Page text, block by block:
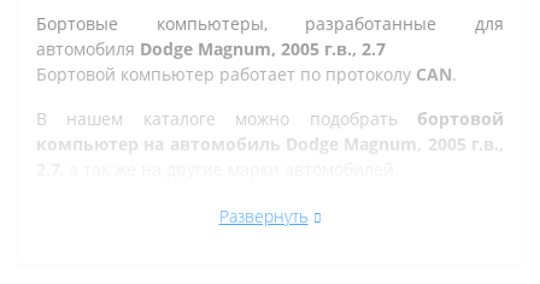
Бортовые компьютеры, разработанные для
автомобиля Dodge Magnum, 2005 г.в., 2.7
Бортовой компьютер работает по протоколу CAN.
В нашем каталоге можно подобрать бортовой
компьютер на автомобиль Dodge Magnum, 2005 г.в.,
Все рано или поздно в Златоусте сталкиваются с
Развернуть